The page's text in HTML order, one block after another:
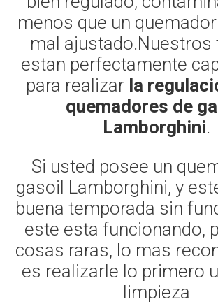
menos que un
mal ajustado.Nuestros
estan perfectamente
para realizar la
quemadores de
Lamborghini.
Si usted posee un
gasoil Lamborghini, y
buena temporada sin
este esta funcionando,
cosas raras, lo mas
es realizarle lo primero
limpieza